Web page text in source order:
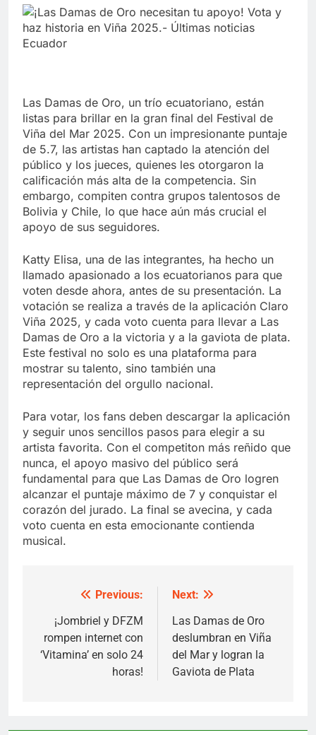
Las Damas de Oro, un trío ecuatoriano, están
listas para brillar en la gran final del Festival de
Viña del Mar 2025. Con un impresionante puntaje
de 5.7, las artistas han captado la atención del
público y los jueces, quienes les otorgaron la
calificación más alta de la competencia. Sin
embargo, compiten contra grupos talentosos de
Bolivia y Chile, lo que hace aún más crucial el
apoyo de sus seguidores.
Katty Elisa, una de las integrantes, ha hecho un
llamado apasionado a los ecuatorianos para que
voten desde ahora, antes de su presentación. La
votación se realiza a través de la aplicación Claro
Viña 2025, y cada voto cuenta para llevar a Las
Damas de Oro a la victoria y a la gaviota de plata.
Este festival no solo es una plataforma para
mostrar su talento, sino también una
representación del orgullo nacional.
Para votar, los fans deben descargar la aplicación
y seguir unos sencillos pasos para elegir a su
artista favorita. Con el competiton más reñido que
nunca, el apoyo masivo del público será
fundamental para que Las Damas de Oro logren
alcanzar el puntaje máximo de 7 y conquistar el
corazón del jurado. La final se avecina, y cada
voto cuenta en esta emocionante contienda
musical.
navigation
Previous:
¡Jombriel y DFZM
rompen internet con
‘Vitamina’ en solo 24
horas!
Next:
Las Damas de Oro
deslumbran en Viña
del Mar y logran la
Gaviota de Plata